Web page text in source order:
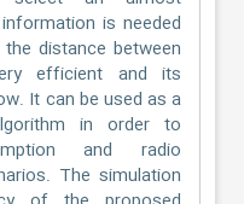
is needed
distance between
efficient and its
It can be used as a
in order to
and radio
The simulation